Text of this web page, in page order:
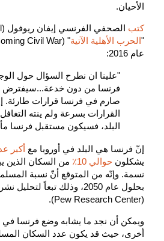
الأحيان.
كتب
"الحرب الأهلية الآتية
عام 2016:
"علينا ان نطرح السؤال حول
فرنسا من دون خدعة...سيفترض
صارم في فرنسا قرارات طارئة.
القرارات بسرعة ولم ينته
البلد، فسيكون مستقبل فرنسا
إنّ فرنسا هي البلد في أوروبا مع أكبر
يشكلون حوالي 10٪
نسمة. وإنّه من المتوقع أنّ نسبة
بحلول عام 2050، وذلك تبعاً
(Pew Research Center).
ويمكن أن نجد ما يشابه وضع فرنسا في
أخرى، حيث قد يكون عدد السكان